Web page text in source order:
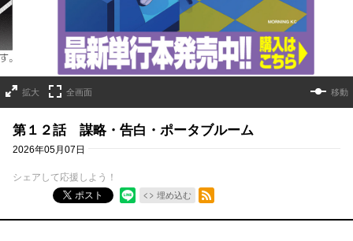
詳細ページへのリンク
拡大 全画面 移動
第１２話 謀略・告白・ポータブルーム
2026年05月07日
シェアして応援しよう！
ポスト
埋め込む
RSSフィード